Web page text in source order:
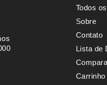
Todos
Sobre
Contato
Lista de
Carrinho